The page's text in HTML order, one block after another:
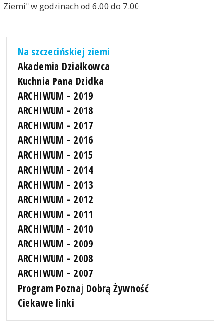
Ziemi" w godzinach od 6.00 do 7.00
Na szczecińskiej ziemi
Akademia Działkowca
Kuchnia Pana Dzidka
ARCHIWUM - 2019
ARCHIWUM - 2018
ARCHIWUM - 2017
ARCHIWUM - 2016
ARCHIWUM - 2015
ARCHIWUM - 2014
ARCHIWUM - 2013
ARCHIWUM - 2012
ARCHIWUM - 2011
ARCHIWUM - 2010
ARCHIWUM - 2009
ARCHIWUM - 2008
ARCHIWUM - 2007
Program Poznaj Dobrą Żywność
Ciekawe linki